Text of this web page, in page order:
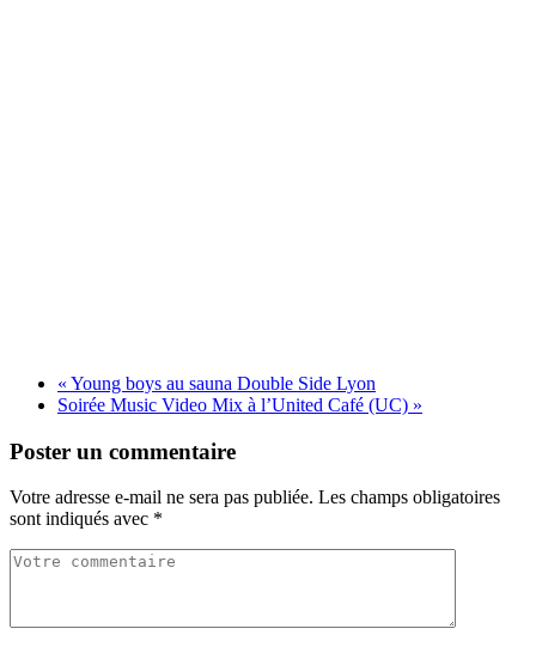
« Young boys au sauna Double Side Lyon
Soirée Music Video Mix à l’United Café (UC) »
Poster un commentaire
Votre adresse e-mail ne sera pas publiée. Les champs obligatoires
sont indiqués avec *